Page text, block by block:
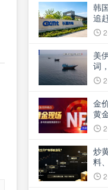
韩
追
体
流
美
词
坚
决
金
黄
炒
料